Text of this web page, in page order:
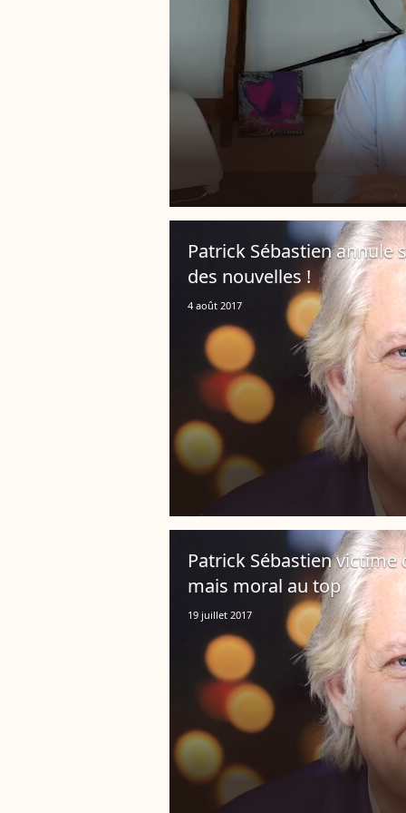
Patrick Sébastien annule
des nouvelles !
4 août 2017
Patrick Sébastien
mais moral au top
19 juillet 2017